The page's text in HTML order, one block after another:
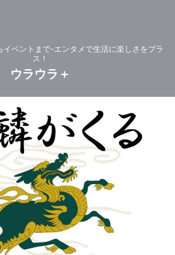
イベントまで-エンタメで生活に楽しさをプラ
ス！
ウラウラ＋